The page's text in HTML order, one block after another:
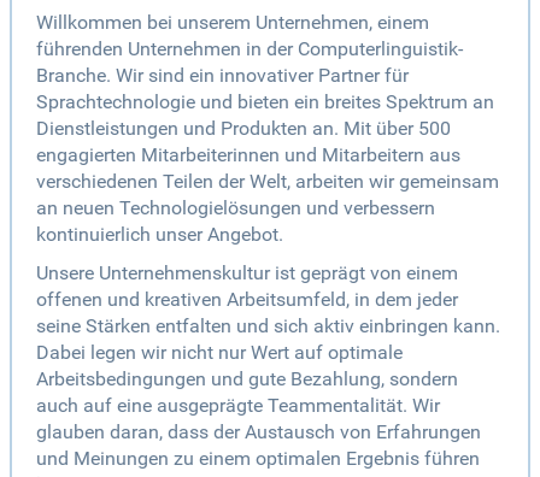
Willkommen bei unserem Unternehmen, einem
führenden Unternehmen in der Computerlinguistik-
Branche. Wir sind ein innovativer Partner für
Sprachtechnologie und bieten ein breites Spektrum an
Dienstleistungen und Produkten an. Mit über 500
engagierten Mitarbeiterinnen und Mitarbeitern aus
verschiedenen Teilen der Welt, arbeiten wir gemeinsam
an neuen Technologielösungen und verbessern
kontinuierlich unser Angebot.
Unsere Unternehmenskultur ist geprägt von einem
offenen und kreativen Arbeitsumfeld, in dem jeder
seine Stärken entfalten und sich aktiv einbringen kann.
Dabei legen wir nicht nur Wert auf optimale
Arbeitsbedingungen und gute Bezahlung, sondern
auch auf eine ausgeprägte Teammentalität. Wir
glauben daran, dass der Austausch von Erfahrungen
und Meinungen zu einem optimalen Ergebnis führen